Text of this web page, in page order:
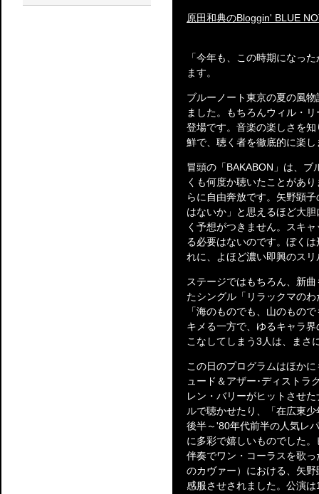
原田和典のBloggin' BLUE
「今年も、この時期になっ
ます。
ブルーノート東京の夏の風
ました。もちろんウィル・
登場です。音楽の楽しさを
鮮で、聴く者を徹底的に楽
冒頭の「BAKABON」は、
くも何度か聴いたことがあ
らに自由奔放です。矢野顕
はないか」と思えるほど大
く予想がつきません。スキ
る必要はないのです。ぼく
れに、よほど濃い即興のス
ステージではもちろん、新
たシングル「リラックマの
「海のものでも、山のもの
キメる一方で、ゆるキャラ
こなしてしまう3人は、まさ
この日のプログラムはほか
ュード＆アザー･ディストラ
レン・バリーがヒットさせ
ルで聴かせたり、「在広東
後半～'80年代前半の人気レ
に多彩で嬉しいものでした
伴奏でワン・コーラスを歌
のカヴァー）における、矢
感服させされました。公演